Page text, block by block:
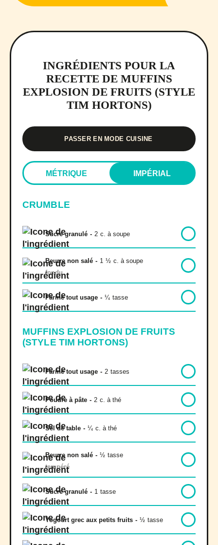
INGRÉDIENTS POUR LA
RECETTE DE MUFFINS
EXPLOSION DE FRUITS (STYLE
TIM HORTONS)
PASSER EN MODE CUISINE
MÉTRIQUE IMPÉRIAL
CRUMBLE
Sucre granulé - 2 c. à soupe
Beurre non salé - 1 ½ c. à soupe
fondu
Farine tout usage - ¼ tasse
MUFFINS EXPLOSION DE FRUITS
(STYLE TIM HORTONS)
Farine tout usage - 2 tasses
Poudre à pâte - 2 c. à thé
Sel de table - ¼ c. à thé
Beurre non salé - ½ tasse
tempéré
Sucre granulé - 1 tasse
Yogourt grec aux petits fruits - ½ tasse